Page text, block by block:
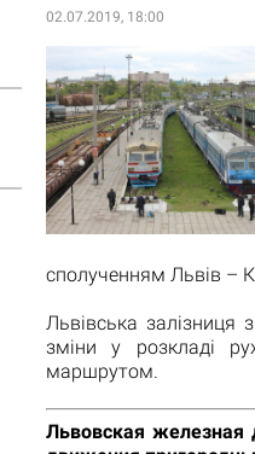
02.07.2019, 18:00
сполученням Львів –
Львівська залізниця
зміни у розкладі
маршрутом.
Львовская железная